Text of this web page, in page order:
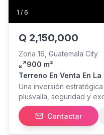
1 / 6
Q 2,150,000
Zona 16, Guatemala City
900 m²
Terreno En Venta En
Una inversión
plusvalía, seguridad y
m² Topografía: 80%
Q2,150,000 IUSI
11 Tel. 45-41-73 20
Contactar